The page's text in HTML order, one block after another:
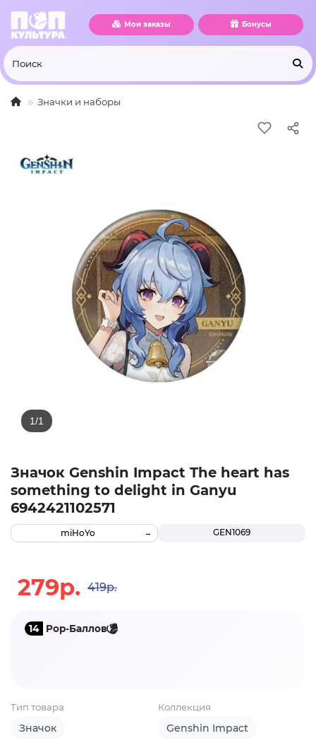
Мои заказы Бонусы
Значки и наборы
Значок Genshin Impact The heart has
something to delight in Ganyu
6942421102571
GEN1069
miHoYo
279р. 419р.
14 Pop-Баллов
Тип товара
Значок
Коллекция
Genshin Impact